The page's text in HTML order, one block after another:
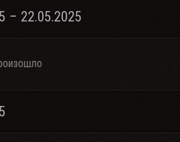
– 22.05.2025